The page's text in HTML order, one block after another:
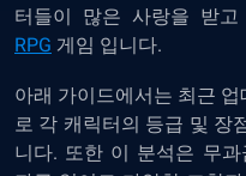
터들이
많은 사랑을 받고
RPG 게임 입니다.
아래 가이드에서는 최근 업
로 각 캐릭터의 등급 및 장
니다. 또한 이 분석은 무과